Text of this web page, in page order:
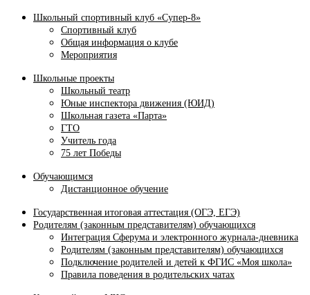
Школьный спортивный клуб «Супер-8»
Спортивный клуб
Общая информация о клубе
Мероприятия
Школьные проекты
Школьный театр
Юные инспектора движения (ЮИД)
Школьная газета «Парта»
ГТО
Учитель года
75 лет Победы
Обучающимся
Дистанционное обучение
Государственная итоговая аттестация (ОГЭ, ЕГЭ)
Родителям (законным представителям) обучающихся
Интеграция Сферума и электронного журнала‑дневника
Родителям (законным представителям) обучающихся
Подключение родителей и детей к ФГИС «Моя школа»
Правила поведения в родительских чатах